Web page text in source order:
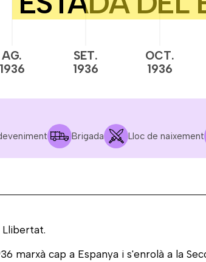
AG.
1936
SET.
1936
OCT.
1936
Brigada Lloc de naixement
Llibertat.
marxà cap a Espanya i s'enrolà a la